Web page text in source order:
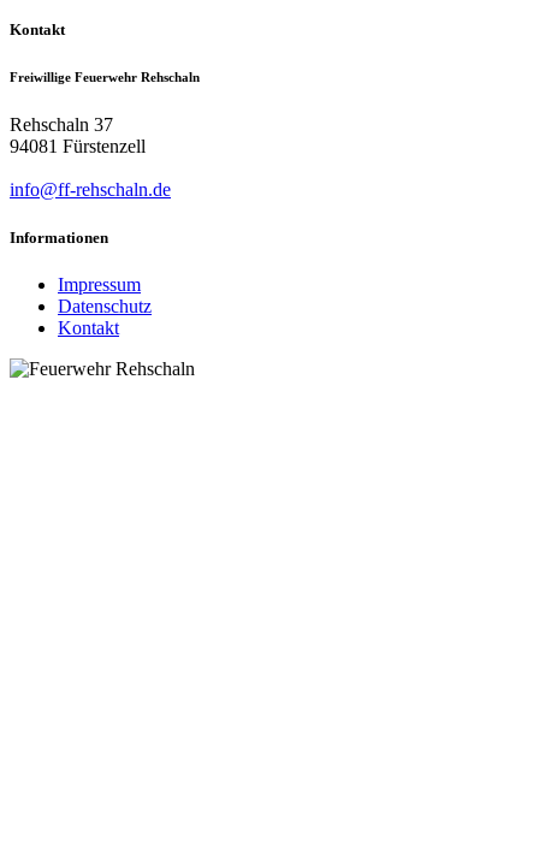
Kontakt
Freiwillige Feuerwehr Rehschaln
Rehschaln 37
94081 Fürstenzell
info@ff-rehschaln.de
Informationen
Impressum
Datenschutz
Kontakt